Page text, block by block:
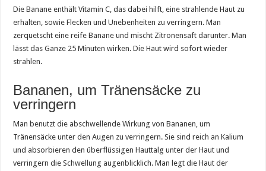
Die Banane enthält Vitamin C, das dabei hilft, eine strahlende Haut zu
erhalten, sowie Flecken und Unebenheiten zu verringern. Man
zerquetscht eine reife Banane und mischt Zitronensaft darunter. Man
lässt das Ganze 25 Minuten wirken. Die Haut wird sofort wieder
strahlen.
Bananen, um Tränensäcke zu
verringern
Man benutzt die abschwellende Wirkung von Bananen, um
Tränensäcke unter den Augen zu verringern. Sie sind reich an Kalium
und absorbieren den überflüssigen Hauttalg unter der Haut und
verringern die Schwellung augenblicklich. Man legt die Haut der